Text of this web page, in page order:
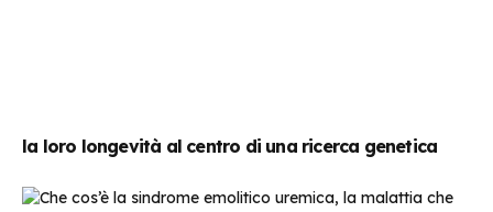
la loro longevità al centro di una ricerca genetica